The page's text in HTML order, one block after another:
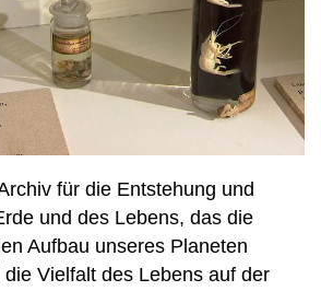
für die Entstehung und
und des Lebens, das die
Aufbau unseres Planeten
Vielfalt des Lebens auf der